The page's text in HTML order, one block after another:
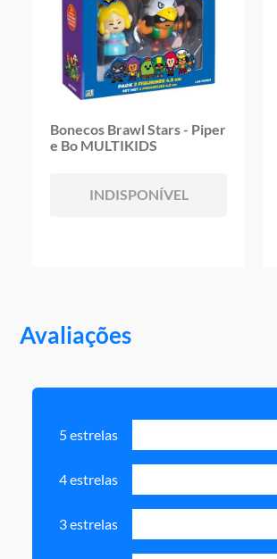
Bonecos Brawl Stars - Piper
e Bo MULTIKIDS
INDISPONÍVEL
Avaliações
5 estrelas
4 estrelas
3 estrelas